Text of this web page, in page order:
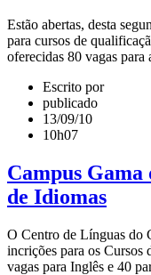
Estão abertas, desta
para cursos de
oferecidas 80 vagas para
Escrito por
publicado
13/09/10
10h07
Campus
de Idiomas
O Centro de Línguas do
incrições para os Cursos
vagas para Inglês e 40